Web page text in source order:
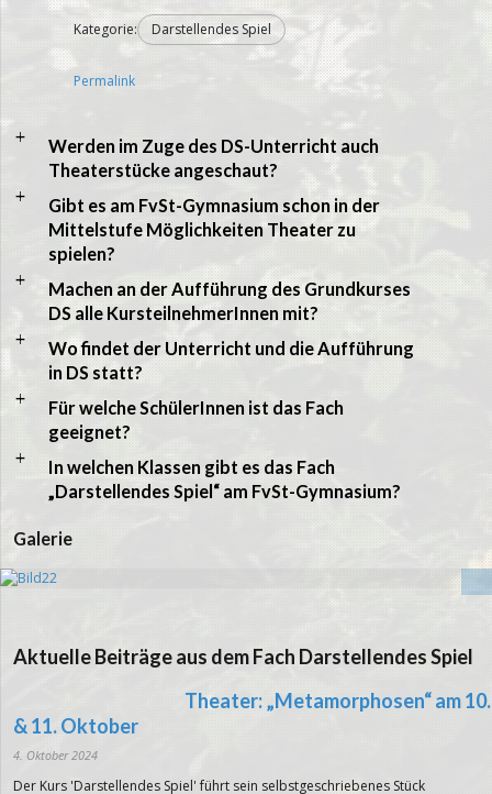
Kategorie: Darstellendes Spiel
Permalink
a
Werden im Zuge des DS-Unterricht auch
Theaterstücke angeschaut?
a
Gibt es am FvSt-Gymnasium schon in der
Mittelstufe Möglichkeiten Theater zu
spielen?
a
Machen an der Aufführung des Grundkurses
DS alle KursteilnehmerInnen mit?
a
Wo findet der Unterricht und die Aufführung
in DS statt?
a
Für welche SchülerInnen ist das Fach
geeignet?
a
In welchen Klassen gibt es das Fach
„Darstellendes Spiel“ am FvSt-Gymnasium?
Galerie
5
Aktuelle Beiträge aus dem Fach Darstellendes Spiel
Theater: „Metamorphosen“ am 10.
& 11. Oktober
4. Oktober 2024
Der Kurs 'Darstellendes Spiel' führt sein selbstgeschriebenes Stück